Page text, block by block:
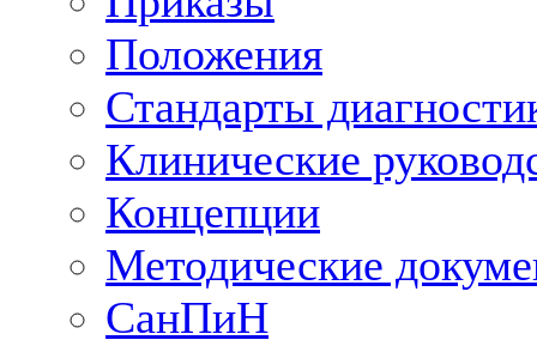
Положения
Стандарты
Клинические
Концепции
Методические
СанПиН